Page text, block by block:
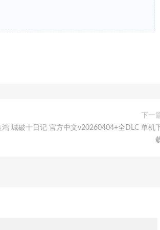
下一
鸿 城破十日记 官方中文v20260404+全DLC 单机